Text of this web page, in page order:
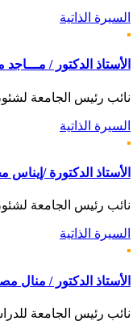
السيرة الذاتية
الأستاذ الدكتور /
نائب رئيس الجامعة
السيرة الذاتية
الأستاذ الدكتورة /
نائب رئيس الجامعة
السيرة الذاتية
الأستاذ الدكتور /
نائب رئيس الجامعة